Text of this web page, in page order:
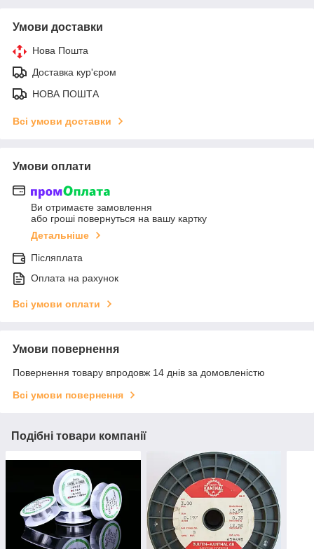
Умови доставки
Нова Пошта
Доставка кур'єром
НОВА ПОШТА
Всі умови доставки
Умови оплати
Ви отримаєте замовлення
або гроші повернуться на вашу картку
Детальніше
Післяплата
Оплата на рахунок
Всі умови оплати
Умови повернення
Повернення товару впродовж 14 днів за домовленістю
Всі умови повернення
Подібні товари компанії